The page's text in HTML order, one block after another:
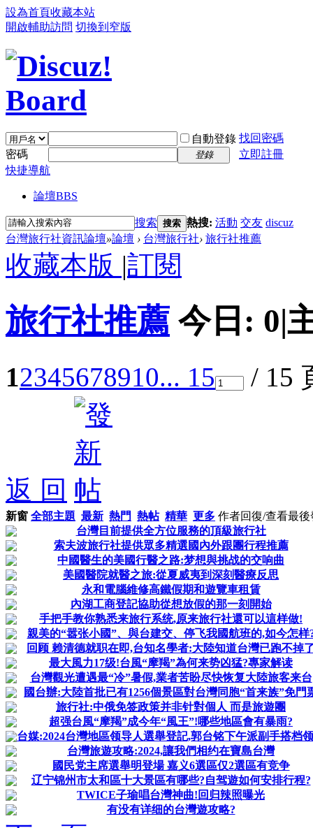
設為首頁收藏本站
開啟輔助訪問 切換到窄版
自動登錄 找回密碼
密碼
登錄
立即註冊
快捷導航
論壇BBS
搜索 搜索 熱搜: 活動 交友 discuz
台灣旅行社資訊論壇»論壇 › 台灣旅行社› 旅行社推薦
收藏本版 |訂閱
旅行社推薦 今日: 0|
12345678910... 15 / 15
返 回
新窗 全部主題 最新 熱門 熱帖 精華 更多 作者回復/查看最後
台灣目前提供全方位服務的頂級旅行社
索夫波旅行社提供眾多精選國內外跟團行程推薦
中國醫生的美國行醫之路:梦想與挑战的交响曲
美國醫院就醫之旅:從夏威夷到深刻醫療反思
永和電腦維修高鐵假期和遊覽車租賃
內湖工商登記協助從想放假的那一刻開始
手把手教你熟悉来旅行系统,原来旅行社還可以這样做!
親美的“嚣张小國”、與台建交、停飞我國航班的,如今怎样
回顾 赖清德就职在即,台知名學者:大陸知道台灣已跑不掉
最大風力17级!台風“摩羯”為何来势凶猛?專家解读
台灣觀光遭遇最“冷”暑假,業者苦盼尽快恢复大陸旅客来台
國台辦:大陸首批已有1256個景區對台灣同胞“首来族”免門
旅行社:中俄免签政策并非针對個人 而是旅遊團
超强台風“摩羯”成今年“風王”!哪些地區會有暴雨?
台媒:2024台灣地區领导人選舉登記,郭台铭下午派副手搭档
台灣旅遊攻略:2024,讓我們相约在寶島台灣
國民党主席選舉明登場 嘉义6選區仅2選區有竞争
辽宁锦州市太和區十大景區有哪些?自驾遊如何安排行程?
TWICE子瑜唱台灣神曲!回归辣照曝光
有没有详细的台灣遊攻略?